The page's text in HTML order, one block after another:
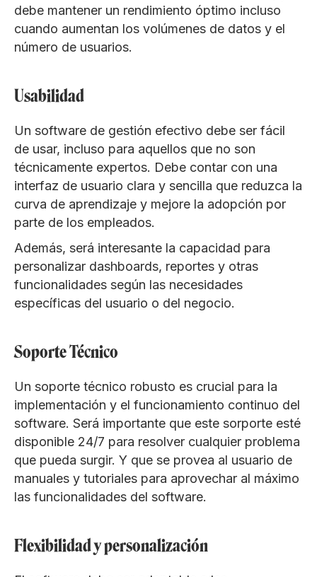
debe mantener un rendimiento óptimo incluso
cuando aumentan los volúmenes de datos y el
número de usuarios.
Usabilidad
Un software de gestión efectivo debe ser fácil
de usar, incluso para aquellos que no son
técnicamente expertos. Debe contar con una
interfaz de usuario clara y sencilla que reduzca la
curva de aprendizaje y mejore la adopción por
parte de los empleados.
Además, será interesante la capacidad para
personalizar dashboards, reportes y otras
funcionalidades según las necesidades
específicas del usuario o del negocio.
Soporte Técnico
Un soporte técnico robusto es crucial para la
implementación y el funcionamiento continuo del
software. Será importante que este sorporte esté
disponible 24/7 para resolver cualquier problema
que pueda surgir. Y que se provea al usuario de
manuales y tutoriales para aprovechar al máximo
las funcionalidades del software.
Flexibilidad y personalización